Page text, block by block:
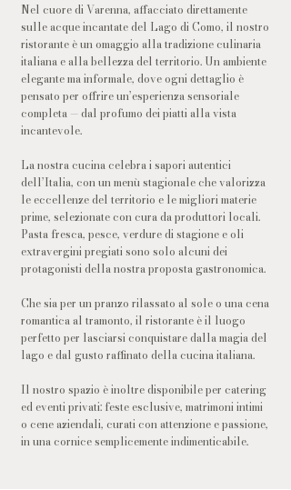
Nel cuore di Varenna, affacciato direttamente
sulle acque incantate del Lago di Como, il nostro
ristorante è un omaggio alla tradizione culinaria
italiana e alla bellezza del territorio. Un ambiente
elegante ma informale, dove ogni dettaglio è
pensato per offrire un’esperienza sensoriale
completa — dal profumo dei piatti alla vista
incantevole.
La nostra cucina celebra i sapori autentici
dell’Italia, con un menù stagionale che valorizza
le eccellenze del territorio e le migliori materie
prime, selezionate con cura da produttori locali.
Pasta fresca, pesce, verdure di stagione e oli
extravergini pregiati sono solo alcuni dei
protagonisti della nostra proposta gastronomica.
Che sia per un pranzo rilassato al sole o una cena
romantica al tramonto, il ristorante è il luogo
perfetto per lasciarsi conquistare dalla magia del
lago e dal gusto raffinato della cucina italiana.
Il nostro spazio è inoltre disponibile per catering
ed eventi privati: feste esclusive, matrimoni intimi
o cene aziendali, curati con attenzione e passione,
in una cornice semplicemente indimenticabile.